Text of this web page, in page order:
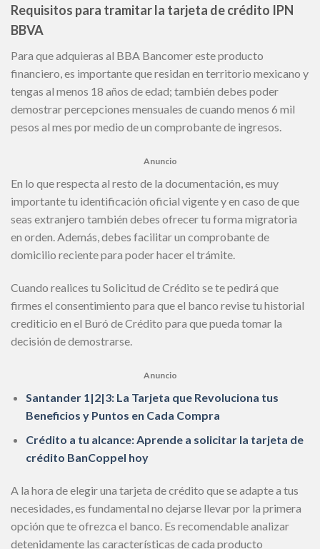
Requisitos para tramitar la tarjeta de crédito IPN
BBVA
Para que adquieras al BBA Bancomer este producto
financiero, es importante que residan en territorio mexicano y
tengas al menos 18 años de edad; también debes poder
demostrar percepciones mensuales de cuando menos 6 mil
pesos al mes por medio de un comprobante de ingresos.
Anuncio
En lo que respecta al resto de la documentación, es muy
importante tu identificación oficial vigente y en caso de que
seas extranjero también debes ofrecer tu forma migratoria
en orden. Además, debes facilitar un comprobante de
domicilio reciente para poder hacer el trámite.
Cuando realices tu Solicitud de Crédito se te pedirá que
firmes el consentimiento para que el banco revise tu historial
crediticio en el Buró de Crédito para que pueda tomar la
decisión de demostrarse.
Anuncio
Santander 1|2|3: La Tarjeta que Revoluciona tus
Beneficios y Puntos en Cada Compra
Crédito a tu alcance: Aprende a solicitar la tarjeta de
crédito BanCoppel hoy
A la hora de elegir una tarjeta de crédito que se adapte a tus
necesidades, es fundamental no dejarse llevar por la primera
opción que te ofrezca el banco. Es recomendable analizar
detenidamente las características de cada producto